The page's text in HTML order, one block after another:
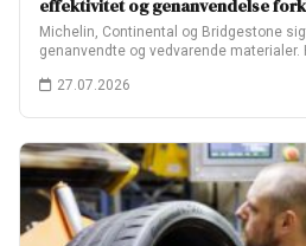
effektivitet og genanvendelse
Michelin, Continental og Bridgestone
genanvendte og vedvarende materialer.
27.07.2026